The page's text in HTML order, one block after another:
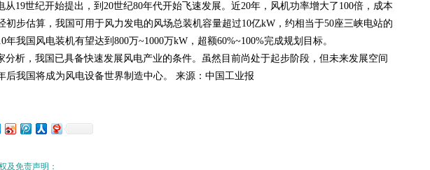
19世纪开始提出，到20世纪80年代开始飞速发展。近20年，风机功率增大了100倍，成本
初步估算，我国可用于风力发电的风场总装机容量超过10亿kW，约相当于50座三峡电站的
年我国风电装机有望达到800万~1000万kW，超额60%~100%完成规划目标。
析，我国已具备快速发展风电产业的条件。虽然目前尚处于起步阶段，但未来发展空间
后我国将成为风电设备世界制造中心。 来源：中国工业报
及免责声明：